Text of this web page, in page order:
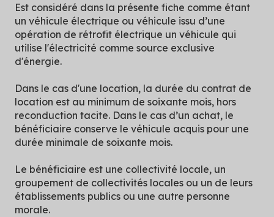
Est considéré dans la présente fiche comme étant
un véhicule électrique ou véhicule issu d’une
opération de rétrofit électrique un véhicule qui
utilise l'électricité comme source exclusive
d'énergie.
Dans le cas d'une location, la durée du contrat de
location est au minimum de soixante mois, hors
reconduction tacite. Dans le cas d’un achat, le
bénéficiaire conserve le véhicule acquis pour une
durée minimale de soixante mois.
Le bénéficiaire est une collectivité locale, un
groupement de collectivités locales ou un de leurs
établissements publics ou une autre personne
morale.